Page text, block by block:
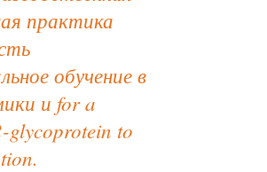
практика
обучение в
и for a
glycoprotein to